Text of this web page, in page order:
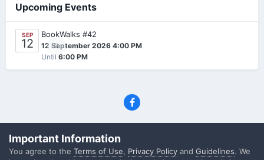
Upcoming Events
SEP
12 0
BookWalks #42
12 September 2026 4:00 PM
Until 6:00 PM
(C) SFF.gr, All rights reserved
Powered by Invision Community
Important Information
You agree to the Terms of Use, Privacy Policy and Guidelines. We